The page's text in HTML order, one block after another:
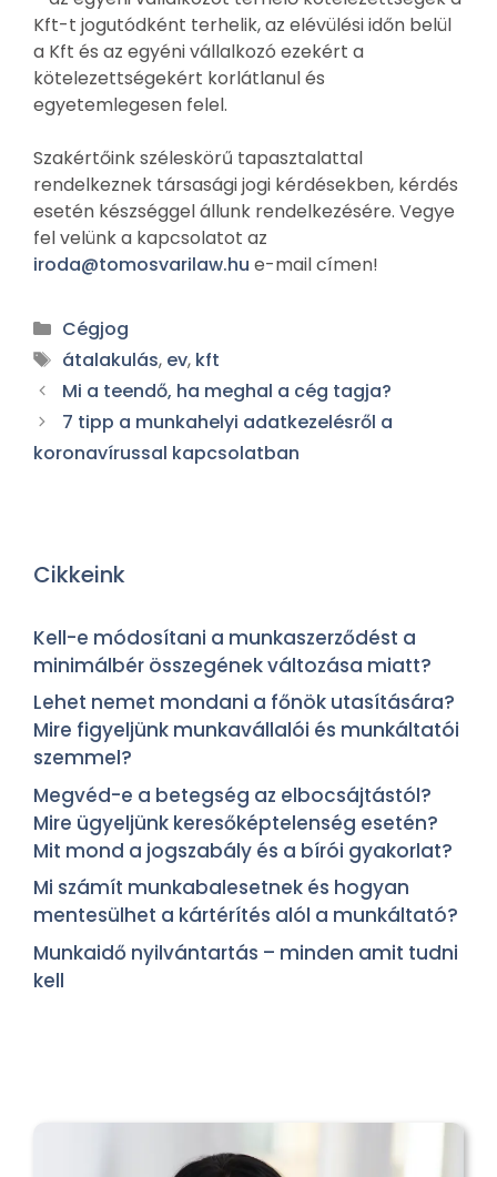
Kft-t jogutódként terhelik, az elévülési időn belül
a Kft és az egyéni vállalkozó ezekért a
kötelezettségekért korlátlanul és
egyetemlegesen felel.
Szakértőink széleskörű tapasztalattal
rendelkeznek társasági jogi kérdésekben, kérdés
esetén készséggel állunk rendelkezésére. Vegye
fel velünk a kapcsolatot az
iroda@tomosvarilaw.hu e-mail címen!
Cégjog
átalakulás, ev, kft
Mi a teendő, ha meghal a cég tagja?
7 tipp a munkahelyi adatkezelésről a
koronavírussal kapcsolatban
Cikkeink
Kell-e módosítani a munkaszerződést a
minimálbér összegének változása miatt?
Lehet nemet mondani a főnök utasítására?
Mire figyeljünk munkavállalói és munkáltatói
szemmel?
Megvéd-e a betegség az elbocsájtástól?
Mire ügyeljünk keresőképtelenség esetén?
Mit mond a jogszabály és a bírói gyakorlat?
Mi számít munkabalesetnek és hogyan
mentesülhet a kártérítés alól a munkáltató?
Munkaidő nyilvántartás – minden amit tudni
kell